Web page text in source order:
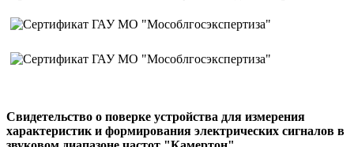
Свидетельство о поверке устройства для измерения
характеристик и формирования электрических сигналов в